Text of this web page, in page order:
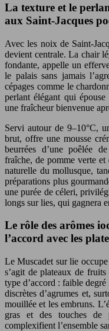
La texture et le
aux Saint-Jacques
Avec les noix de Saint-
devient centrale. La chair
fondante, appelle un
le palais sans jamais
cépages comme le
perlant élégant qui
une fraîcheur bienvenue
Servi autour de 9–10°C,
brut, offre une mousse
beurrées d’une poêlée
fraîche, de pomme verte
naturelle du mollusque,
préparations plus
une purée de céleri,
longs sur lies, qui gagnera
Le rôle des arômes
l’accord avec les
Le Muscadet sur lie
s’agit de plateaux de
type d’accord : faible
discrètes d’agrumes et,
mouillée et les embruns.
gras et des touches
complexifient l’ensemble